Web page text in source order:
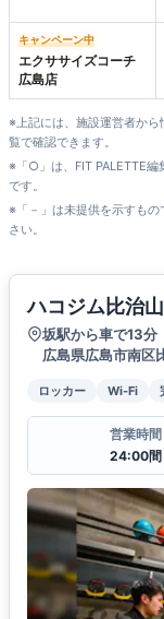
キャンペーン中
エクササイズコーチ
広島店
※上記には、施設運営者か
覧で確認できます。
※「○」は、FIT PALETTE編
です。
※「－」は未提供を示すも
さい。
ハコジム比治
坂駅から車で13分
広島県広島市南
ロッカー Wi-Fi
営業時間
24:00間